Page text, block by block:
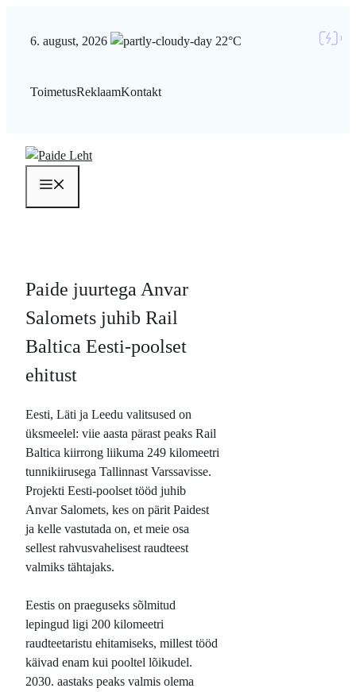
6. august, 2026 22°C
ToimetusReklaamKontakt
Paide juurtega Anvar
Salomets juhib Rail
Baltica Eesti-poolset
ehitust
Eesti, Läti ja Leedu valitsused on
üksmeelel: viie aasta pärast peaks Rail
Baltica kiirrong liikuma 249 kilomeetri
tunnikiirusega Tallinnast Varssavisse.
Projekti Eesti-poolset tööd juhib
Anvar Salomets, kes on pärit Paidest
ja kelle vastutada on, et meie osa
sellest rahvusvahelisest raudteest
valmiks tähtajaks.
Eestis on praeguseks sõlmitud
lepingud ligi 200 kilomeetri
raudteetaristu ehitamiseks, millest tööd
käivad enam kui pooltel lõikudel.
2030. aastaks peaks valmis olema